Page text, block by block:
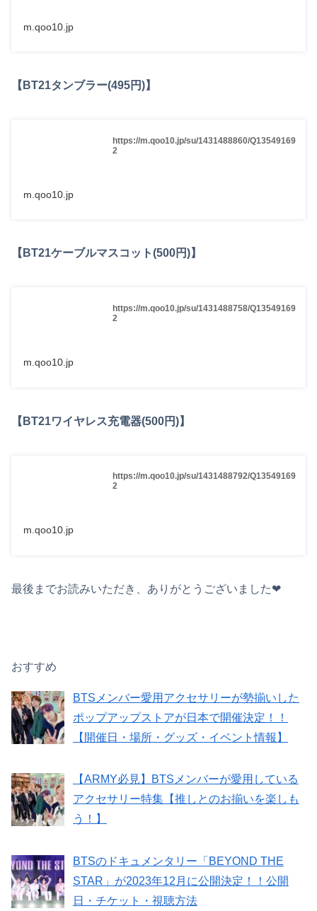
m.qoo10.jp
【BT21タンブラー(495円)】
https://m.qoo10.jp/su/1431488860/Q13549169
2
m.qoo10.jp
【BT21ケーブルマスコット(500円)】
https://m.qoo10.jp/su/1431488758/Q13549169
2
m.qoo10.jp
【BT21ワイヤレス充電器(500円)】
https://m.qoo10.jp/su/1431488792/Q13549169
2
m.qoo10.jp
最後までお読みいただき、ありがとうございました❤︎
おすすめ
BTSメンバー愛用アクセサリーが勢揃いした
ポップアップストアが日本で開催決定！！
【開催日・場所・グッズ・イベント情報】
【ARMY必見】BTSメンバーが愛用している
アクセサリー特集【推しとのお揃いを楽しも
う！】
BTSのドキュメンタリー「BEYOND THE
STAR」が2023年12月に公開決定！！公開
日・チケット・視聴方法